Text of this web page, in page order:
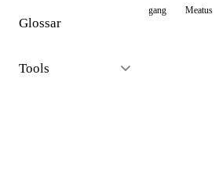
Glossar
Tools
Äußerer Gehörgang Meatus